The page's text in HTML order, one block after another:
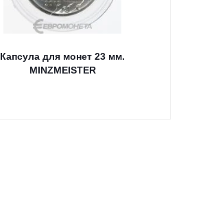
Капсула для монет 23 мм.
MINZMEISTER